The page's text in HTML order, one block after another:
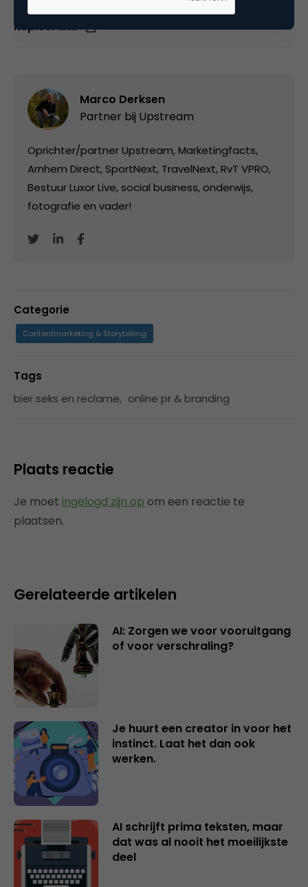
Kopieer link
Marco Derksen
Partner bij Upstream
Oprichter/partner Upstream, Marketingfacts,
Arnhem Direct, SportNext, TravelNext, RvT VPRO,
Bestuur Luxor Live, social business, onderwijs,
fotografie en vader!
Categorie
Contentmarketing & Storytelling
Tags
bier seks en reclame, online pr & branding
Plaats reactie
Je moet ingelogd zijn op om een reactie te
plaatsen.
Gerelateerde artikelen
AI: Zorgen we voor vooruitgang
of voor verschraling?
Je huurt een creator in voor het
instinct. Laat het dan ook
werken.
AI schrijft prima teksten, maar
dat was al nooit het moeilijkste
deel